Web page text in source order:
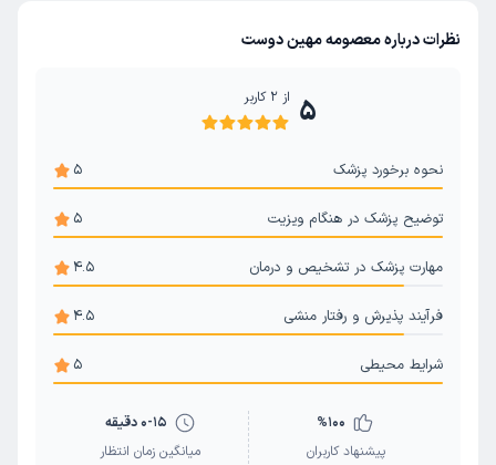
نظرات درباره معصومه مهین دوست
5 از 2 کاربر
نحوه برخورد پزشک 5
توضیح پزشک در هنگام ویزیت 5
مهارت پزشک در تشخیص و درمان 4.5
فرآیند پذیرش و رفتار منشی 4.5
شرایط محیطی 5
%100
پیشنهاد کاربران
0-15 دقیقه
میانگین زمان انتظار